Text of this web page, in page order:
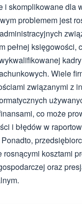
i skomplikowane dla
problemem jest
pełnej księgowości,
Wiele
związanymi z
co może
i błędów w
rosnącymi kosztami
oraz